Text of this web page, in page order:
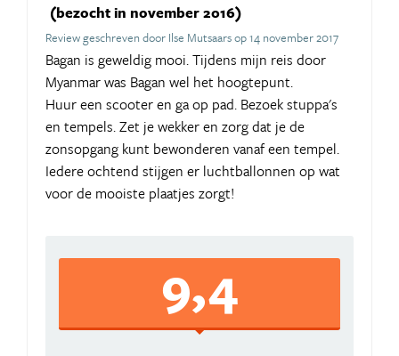
(bezocht in november 2016)
Review geschreven door Ilse Mutsaars op 14 november 2017
Bagan is geweldig mooi. Tijdens mijn reis door
Myanmar was Bagan wel het hoogtepunt.
Huur een scooter en ga op pad. Bezoek stuppa's
en tempels. Zet je wekker en zorg dat je de
zonsopgang kunt bewonderen vanaf een tempel.
Iedere ochtend stijgen er luchtballonnen op wat
voor de mooiste plaatjes zorgt!
9,4